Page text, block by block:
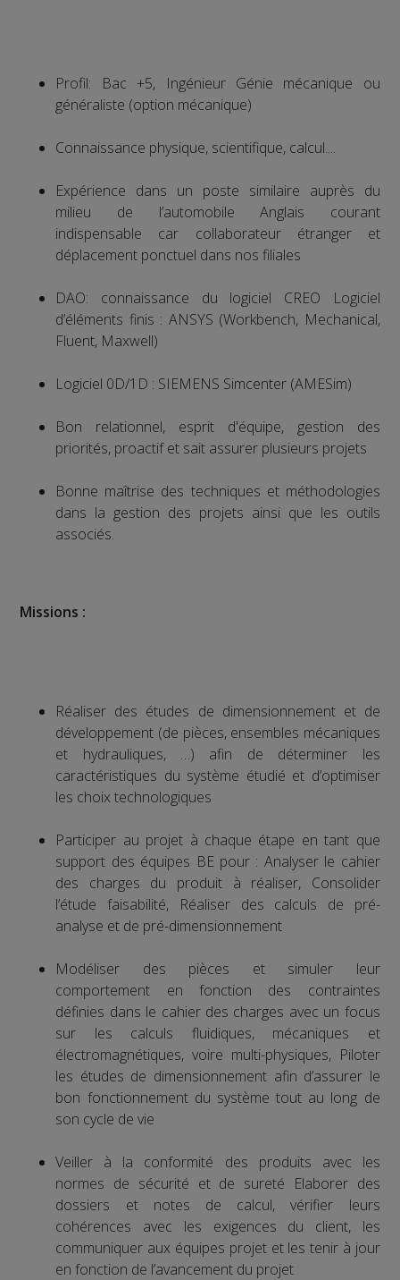
Profil: Bac +5, Ingénieur Génie mécanique ou
généraliste (option mécanique)
Connaissance physique, scientifique, calcul....
Expérience dans un poste similaire auprès du
milieu de l’automobile Anglais courant
indispensable car collaborateur étranger et
déplacement ponctuel dans nos filiales
DAO: connaissance du logiciel CREO Logiciel
d’éléments finis : ANSYS (Workbench, Mechanical,
Fluent, Maxwell)
Logiciel 0D/1D : SIEMENS Simcenter (AMESim)
Bon relationnel, esprit d'équipe, gestion des
priorités, proactif et sait assurer plusieurs projets
Bonne maîtrise des techniques et méthodologies
dans la gestion des projets ainsi que les outils
associés.
Missions :
Réaliser des études de dimensionnement et de
développement (de pièces, ensembles mécaniques
et hydrauliques, …) afin de déterminer les
caractéristiques du système étudié et d’optimiser
les choix technologiques
Participer au projet à chaque étape en tant que
support des équipes BE pour : Analyser le cahier
des charges du produit à réaliser, Consolider
l’étude faisabilité, Réaliser des calculs de pré-
analyse et de pré-dimensionnement
Modéliser des pièces et simuler leur
comportement en fonction des contraintes
définies dans le cahier des charges avec un focus
sur les calculs fluidiques, mécaniques et
électromagnétiques, voire multi-physiques, Piloter
les études de dimensionnement afin d’assurer le
bon fonctionnement du système tout au long de
son cycle de vie
Veiller à la conformité des produits avec les
normes de sécurité et de sureté Elaborer des
dossiers et notes de calcul, vérifier leurs
cohérences avec les exigences du client, les
communiquer aux équipes projet et les tenir à jour
en fonction de l’avancement du projet